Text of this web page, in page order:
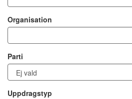
Organisation
Parti
Uppdragstyp